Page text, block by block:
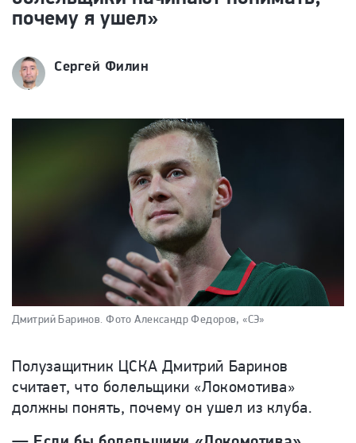
почему я ушел»
Сергей Филин
Дмитрий Баринов. Фото Александр Федоров, «СЭ»
Полузащитник ЦСКА Дмитрий Баринов
считает, что болельщики «Локомотива»
должны понять, почему он ушел из клуба.